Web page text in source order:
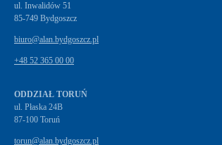
ul. Inwalidów 51
biuro@alan.bydgoszcz.pl
+48 52 365 00 00
ODDZIAŁ TORUŃ
ul. Płaska 24B
87-100 Toruń
torun@alan.bydgoszcz.pl